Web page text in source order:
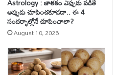
Astrology : జాతకం ఎప్పుడు పడితే
అప్పుడు చూపించకూడదా.. ఈ 4
సందర్భాల్లోనే చూపించాలా?
August 10, 2026